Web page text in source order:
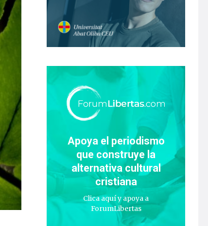
Apoya el periodismo
que construye la
alternativa cultural
cristiana
Clica aquí y apoya a
ForumLibertas